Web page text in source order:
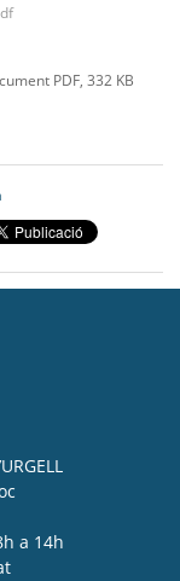
PDF, 332 KB
a 14h